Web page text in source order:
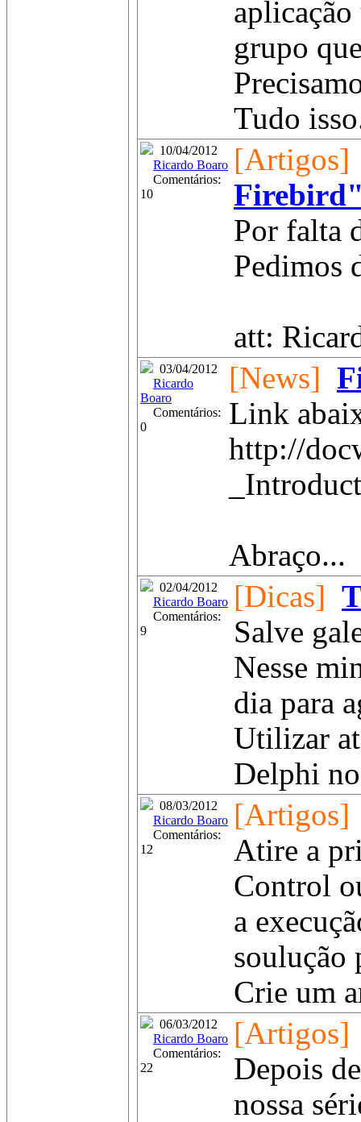
grupo
Tudo
10/04/2012
Ricardo Boaro
Comentários:
10
[Artigos]
Por falta
Pedimos
att:
03/04/2012
Ricardo
Boaro
Comentários:
0
[News]
Link
http://
Abraço...
02/04/2012
Ricardo Boaro
Comentários:
9
[Dicas]
Salve
Nesse
dia para
Utilizar
Delphi
08/03/2012
Ricardo Boaro
Comentários:
12
[Artigos]
Atire a
Control
a
soulução
Crie um
06/03/2012
Ricardo Boaro
Comentários:
22
[Artigos]
Depois
nossa